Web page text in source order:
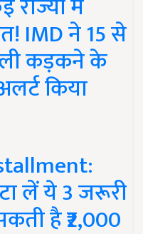
IMD ने 15 से
कड़कने के
किया
लें ये 3 जरूरी
है ₹2,000